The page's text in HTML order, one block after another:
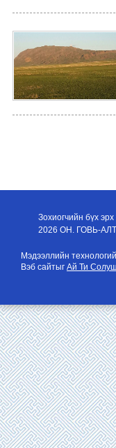
Зохиогчийн бүх
2026 ОН. ГОВЬ-
Мэдээллийн
Вэб сайтыг Ай Ти